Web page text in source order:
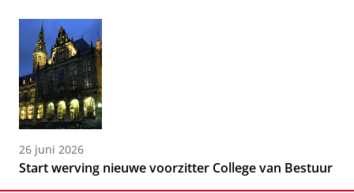
26 juni 2026
Start werving nieuwe voorzitter College van Bestuur